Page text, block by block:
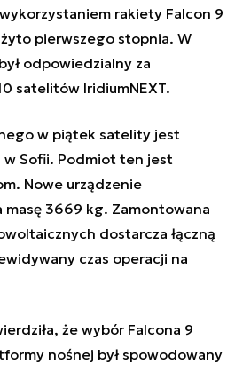
rakiety Falcon 9
pierwszego stopnia. W
odpowiedzialny za
satelitów IridiumNEXT.
w piątek satelity jest
w Sofii. Podmiot ten jest
Nowe urządzenie
3669 kg. Zamontowana
dostarcza łączną
czas operacji na
że wybór Falcona 9
nośnej był spowodowany